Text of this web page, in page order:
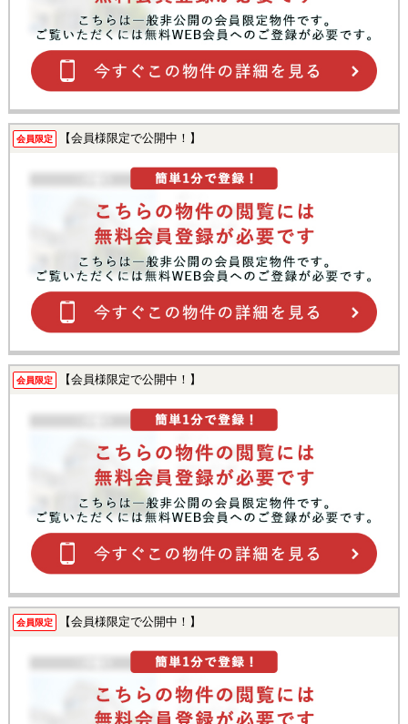
会員限定 【会員様限定で公開中！】
会員限定 【会員様限定で公開中！】
会員限定 【会員様限定で公開中！】